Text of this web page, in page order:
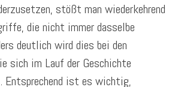
stößt man wiederkehrend
die nicht immer dasselbe
deutlich wird dies bei den
sich im Lauf der Geschichte
Entsprechend ist es wichtig,